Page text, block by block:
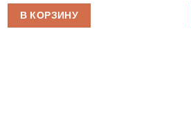
46смВ КОРЗИНУ